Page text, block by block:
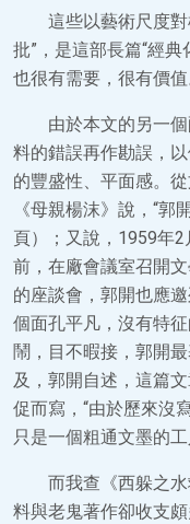
這些以藝術尺度
批”，是這部長篇“經
也很有需要，很有價值
由於本文的另一
料的錯誤再作勘誤，
的豐盛性、平面感。
《母親楊沫》說，“
頁）；又說，1959年
前，在廠會議室召開
的座談會，郭開也應
個面孔平凡，沒有特
鬧，目不暇接，郭開
及，郭開自述，這篇
促而寫，“由於歷來沒
只是一個粗通文墨的工
而我查《西躲之
料與老鬼著作卻收支